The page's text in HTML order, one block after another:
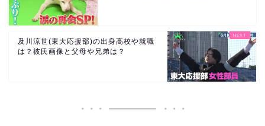
及川涼世(東大応援部)の出身高校や就職
は？彼氏画像と父母や兄弟は？